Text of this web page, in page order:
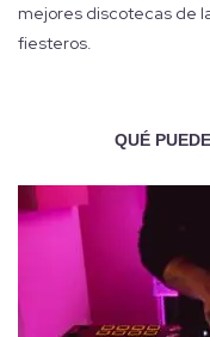
mejores discotecas de
fiesteros.
QUÉ